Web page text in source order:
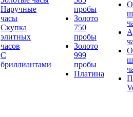
Наручные
часы
Скупка
элитных
часов
С
бриллиантами
пробы
Золото
750
пробы
Золото
999
пробы
Платина